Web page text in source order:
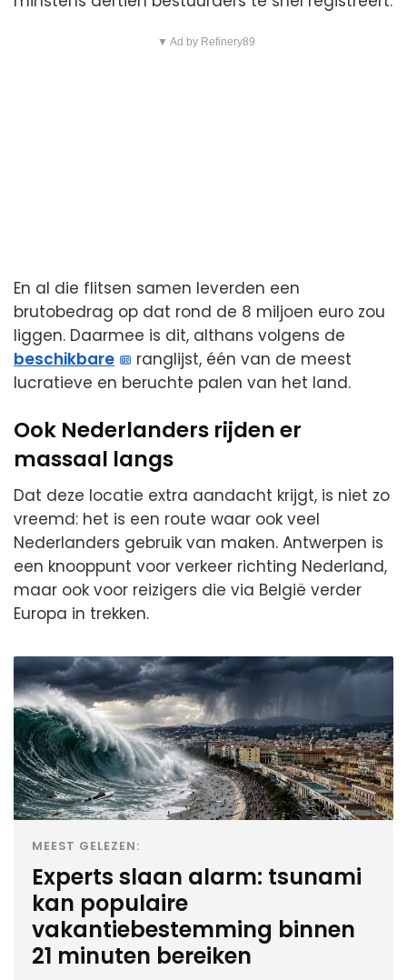
▼ Ad by Refinery89
En al die flitsen samen leverden een
brutobedrag op dat rond de 8 miljoen euro zou
liggen. Daarmee is dit, althans volgens de
beschikbare
ranglijst, één van de meest
lucratieve en beruchte palen van het land.
Ook Nederlanders rijden er
massaal langs
Dat deze locatie extra aandacht krijgt, is niet zo
vreemd: het is een route waar ook veel
Nederlanders gebruik van maken. Antwerpen is
een knooppunt voor verkeer richting Nederland,
maar ook voor reizigers die via België verder
Europa in trekken.
MEEST GELEZEN:
Experts slaan alarm: tsunami
kan populaire
vakantiebestemming binnen
21 minuten bereiken